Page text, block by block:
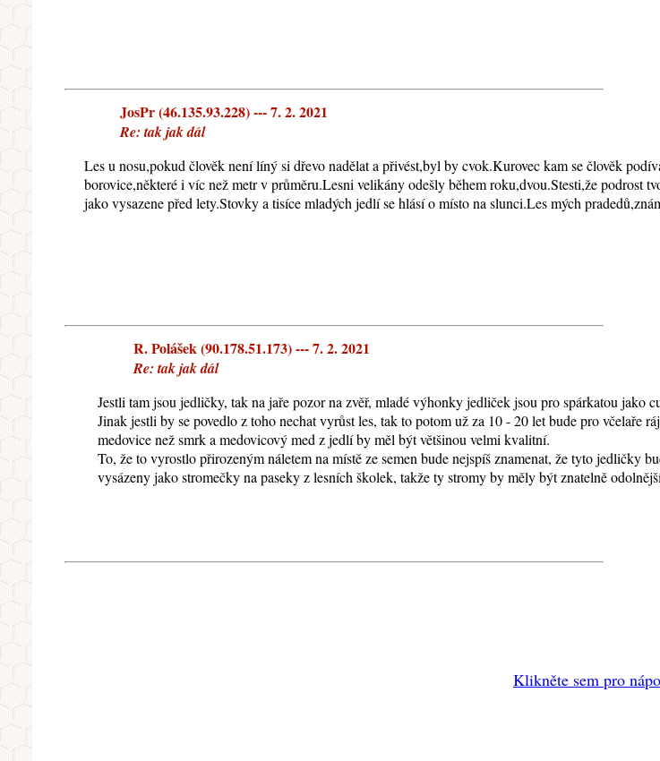
JosPr (46.135.93.228) --- 7. 2. 2021
Re: tak jak dál
Les u nosu,pokud člověk není líný si dřevo nadělat a přivést,byl by cvok.Kurovec kam se člověk
borovice,některé i víc než metr v průměru.Lesni velikány odešly během roku,dvou.Stesti,že podrost
jako vysazene před lety.Stovky a tisíce mladých jedlí se hlásí o místo na slunci.Les mých
R. Polášek (90.178.51.173) --- 7. 2. 2021
Re: tak jak dál
Jestli tam jsou jedličky, tak na jaře pozor na zvěř, mladé výhonky jedliček jsou pro spárkatou jako
Jinak jestli by se povedlo z toho nechat vyrůst les, tak to potom už za 10 - 20 let bude pro včelaře
medovice než smrk a medovicový med z jedlí by měl být většinou velmi kvalitní.
To, že to vyrostlo přirozeným náletem na místě ze semen bude nejspíš znamenat, že tyto jedličky
vysázeny jako stromečky na paseky z lesních školek, takže ty stromy by měly být znatelně
Klikněte sem pro